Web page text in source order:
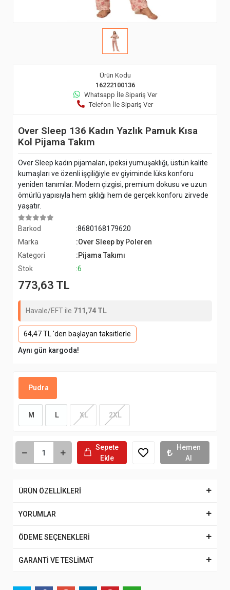
Ürün Kodu
16222100136
Whatsapp İle Sipariş Ver
Telefon İle Sipariş Ver
Over Sleep 136 Kadın Yazlık Pamuk Kısa
Kol Pijama Takım
Over Sleep kadın pijamaları, ipeksi yumuşaklığı, üstün kalite
kumaşları ve özenli işçiliğiyle ev giyiminde lüks konforu
yeniden tanımlar. Modern çizgisi, premium dokusu ve uzun
ömürlü yapısıyla hem şıklığı hem de gerçek konforu zirvede
yaşatır.
Barkod
:8680168179620
Marka
:Over Sleep by Poleren
Kategori
:Pijama Takımı
Stok
:6
773,63 TL
Havale/EFT ile 711,74 TL
64,47 TL 'den başlayan taksitlerle
Aynı gün kargoda!
Pudra
M L XL 2XL
Sepete
Ekle
Hemen
Al
ÜRÜN ÖZELLİKLERİ
YORUMLAR
ÖDEME SEÇENEKLERİ
GARANTİ VE TESLİMAT